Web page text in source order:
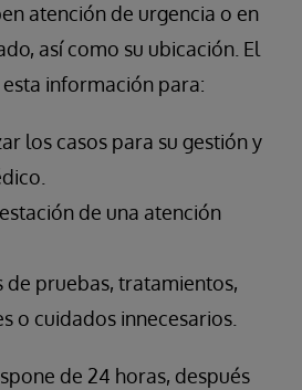
atención de urgencia o en
así como su ubicación. El
información para:
los casos para su gestión y
de una atención
de pruebas, tratamientos,
o cuidados innecesarios.
de 24 horas, después